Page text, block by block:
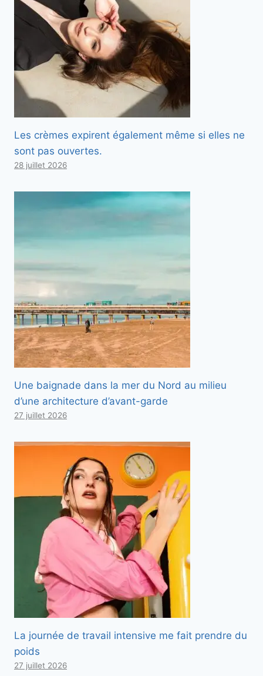
Les crèmes expirent également même si elles ne
sont pas ouvertes.
28 juillet 2026
Une baignade dans la mer du Nord au milieu
d’une architecture d’avant-garde
27 juillet 2026
La journée de travail intensive me fait prendre du
poids
27 juillet 2026